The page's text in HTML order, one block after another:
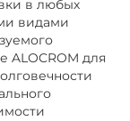
в любых
видами
ALOCROM для